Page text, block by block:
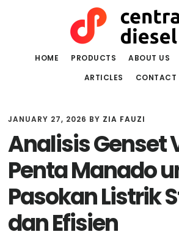
HOME PRODUCTS ABOUT US
ARTICLES
CONTACT
JANUARY 27, 2026 BY ZIA FAUZI
Analisis Genset
Penta Manado
Pasokan Listrik
dan Efisien